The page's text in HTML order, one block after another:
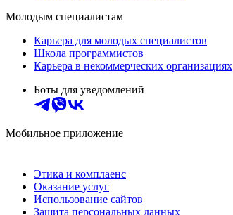
Молодым специалистам
Карьера для молодых специалистов
Школа программистов
Карьера в некоммерческих организациях
Боты для уведомлений
Мобильное приложение
Этика и комплаенс
Оказание услуг
Использование сайтов
Защита персональных данных